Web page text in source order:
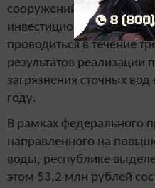
сооружений. Эти
инвестиционными
проводиться в течение
результатов реализации
загрязнения сточных
году.
В рамках федерального
направленного на
воды, республике
этом 53,2 млн рублей